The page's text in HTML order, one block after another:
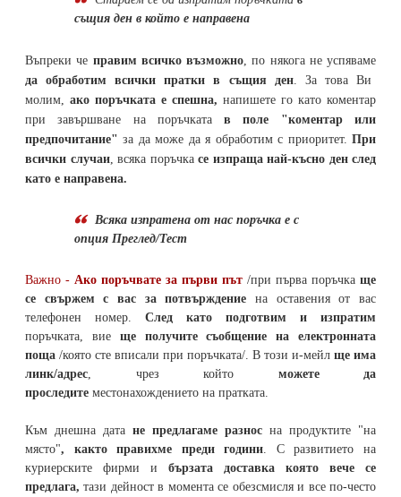
същия ден в който е направена
Въпреки че правим всичко възможно , по някога не успяваме
да обработим всички пратки в същия ден. За това Ви
молим, ако поръчката е спешна, напишете го като коментар
при завършване на поръчкатав поле "коментар или
предпочитание" за да може да я обработим с приоритет. При
всички случаи, всяка поръчка се изпраща най-късно ден след
като е направена.
Всяка изпратена от нас поръчка е с
опция Преглед/Тест
Важно - Ако поръчвате за първи път /при първа поръчка ще
се свържем с вас за потвърждение на оставения от вас
телефонен номер
След като подготвим и изпратим
поръчката, вие ще получите съобщение на електронната
поща /която сте вписали при поръчката/. В този и-мейл ще има
линк/адрес , чрез който можете да
проследите местонахождението на пратката
Към днешна дата не предлагаме разнос на продуктите "на
място", както правихме преди години . С развитието на
куриерските фирми и бързата доставка която вече се
предлага, тази дейност в момента се обезсмисля и все по-често